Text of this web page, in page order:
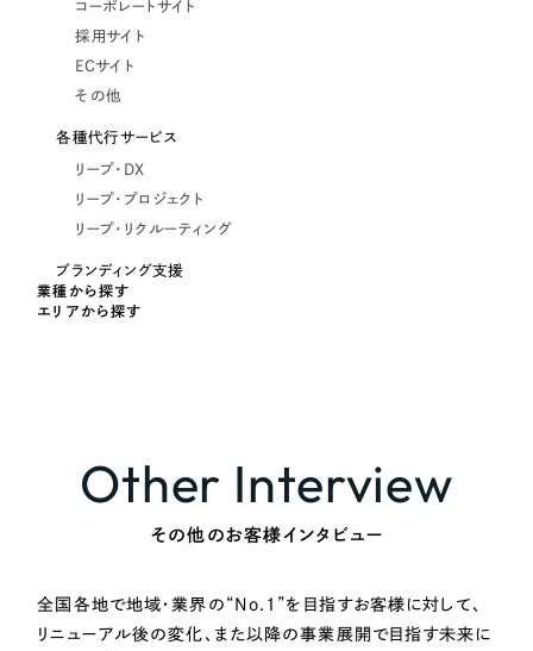
コーポレートサイト
採用サイト
ECサイト
その他
各種代行サービス
リープ・DX
リープ・プロジェクト
リープ・リクルーティング
ブランディング支援
業種から探す
エリアから探す
Other Interview
その他のお客様インタビュー
全国各地で地域・業界の“No.1”を目指すお客様に対して、
リニューアル後の変化、また以降の事業展開で目指す未来に